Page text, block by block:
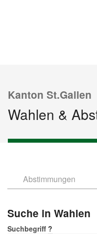
Kanton St.Gallen
Wahlen &
Abstimmungen
Suche in Wahlen
Suchbegriff ?